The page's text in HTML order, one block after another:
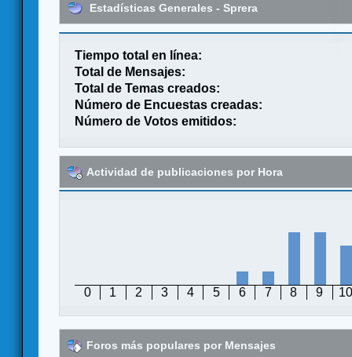
Estadísticas Generales - Sprera
Tiempo total en línea:
Total de Mensajes:
Total de Temas creados:
Número de Encuestas creadas:
Número de Votos emitidos:
Actividad de publicaciones por Hora
0 1 2 3 4 5 6 7 8 9 10
Foros más populares por Mensajes